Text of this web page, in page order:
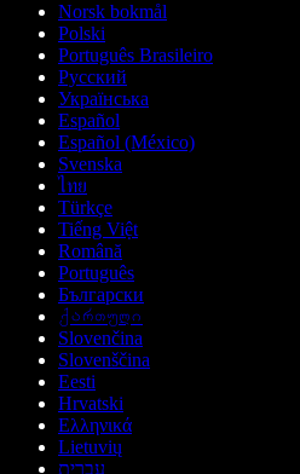
Norsk bokmål
Polski
Português Brasileiro
Русский
Українська
Español
Español (México)
Svenska
ไทย
Türkçe
Tiếng Việt
Română
Português
Български
ქართული
Slovenčina
Slovenščina
Eesti
Hrvatski
Ελληνικά
Lietuvių
עברית